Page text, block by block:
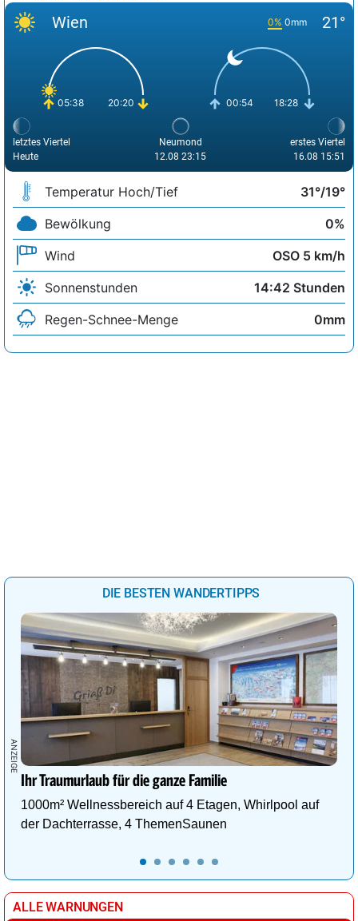
Wien 0% 0mm 21°
05:38 20:20 00:54 18:28
letztes Viertel
Heute
Neumond
12.08 23:15
erstes Viertel
16.08 15:51
Temperatur Hoch/Tief
31°/19°
Bewölkung
0%
Wind
OSO 5 km/h
Sonnenstunden
14:42 Stunden
Regen-Schnee-Menge
0mm
DIE BESTEN WANDERTIPPS
Ihr Traumurlaub für die ganze Familie
1000m² Wellnessbereich auf 4 Etagen, Whirlpool auf
der Dachterrasse, 4 ThemenSaunen
ALLE WARNUNGEN